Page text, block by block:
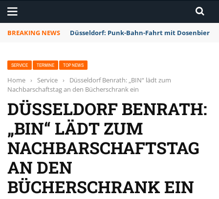
BREAKING NEWS Düsseldorf: Punk-Bahn-Fahrt mit Dosenbier
SERVICE TERMINE TOP NEWS
Home › Service ›
Düsseldorf Benrath: „BIN“ lädt zum
Nachbarschaftstag an den Bücherschrank ein
DÜSSELDORF BENRATH:
„BIN“ LÄDT ZUM
NACHBARSCHAFTSTAG
AN DEN
BÜCHERSCHRANK EIN